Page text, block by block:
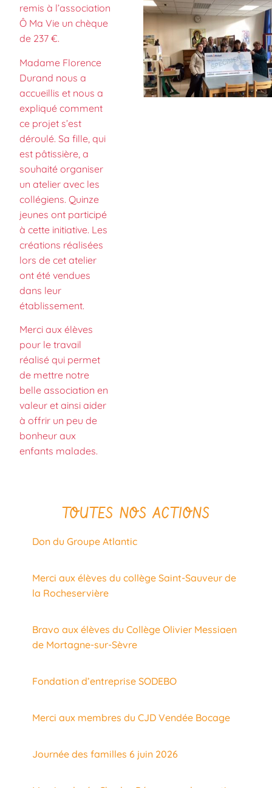
TOUTES NOS ACTIONS
Don du Groupe Atlantic
Merci aux élèves du collège Saint-Sauveur de
la Rocheservière
Bravo aux élèves du Collège Olivier Messiaen
de Mortagne-sur-Sèvre
Fondation d’entreprise SODEBO
Merci aux membres du CJD Vendée Bocage
Journée des familles 6 juin 2026
remis à l’association
Ô Ma Vie un chèque
de 237 €.
Madame Florence
Durand nous a
accueillis et nous a
expliqué comment
ce projet s’est
déroulé. Sa fille, qui
est pâtissière, a
souhaité organiser
un atelier avec les
collégiens. Quinze
jeunes ont participé
à cette initiative. Les
créations réalisées
lors de cet atelier
ont été vendues
dans leur
établissement.
Merci aux élèves
pour le travail
réalisé qui permet
de mettre notre
belle association en
valeur et ainsi aider
à offrir un peu de
bonheur aux
enfants malades.